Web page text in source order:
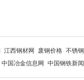
江西钢材网 废钢价格 不锈钢
中国冶金信息网 中国钢铁新